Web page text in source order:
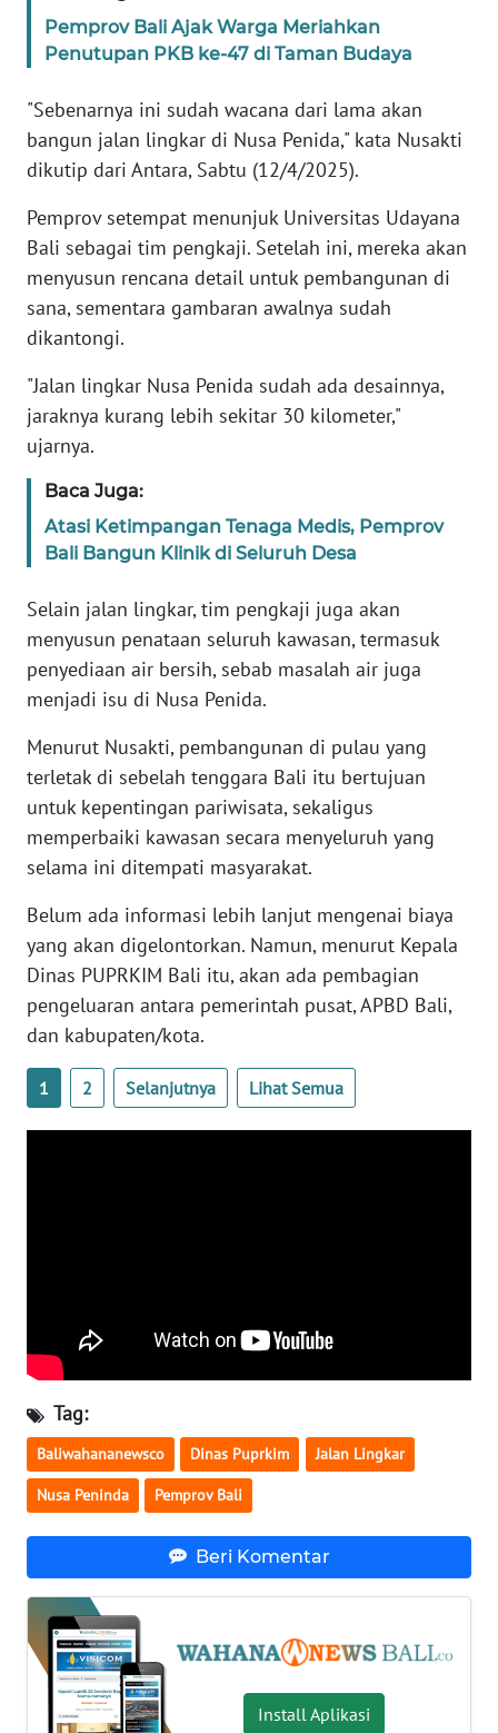
Pemprov Bali Ajak Warga Meriahkan
Penutupan PKB ke-47 di Taman Budaya
"Sebenarnya ini sudah wacana dari lama akan
bangun jalan lingkar di Nusa Penida," kata Nusakti
dikutip dari Antara, Sabtu (12/4/2025).
Pemprov setempat menunjuk Universitas Udayana
Bali sebagai tim pengkaji. Setelah ini, mereka akan
menyusun rencana detail untuk pembangunan di
sana, sementara gambaran awalnya sudah
dikantongi.
"Jalan lingkar Nusa Penida sudah ada desainnya,
jaraknya kurang lebih sekitar 30 kilometer,"
ujarnya.
Baca Juga:
Atasi Ketimpangan Tenaga Medis, Pemprov
Bali Bangun Klinik di Seluruh Desa
Selain jalan lingkar, tim pengkaji juga akan
menyusun penataan seluruh kawasan, termasuk
penyediaan air bersih, sebab masalah air juga
menjadi isu di Nusa Penida.
Menurut Nusakti, pembangunan di pulau yang
terletak di sebelah tenggara Bali itu bertujuan
untuk kepentingan pariwisata, sekaligus
memperbaiki kawasan secara menyeluruh yang
selama ini ditempati masyarakat.
Belum ada informasi lebih lanjut mengenai biaya
yang akan digelontorkan. Namun, menurut Kepala
Dinas PUPRKIM Bali itu, akan ada pembagian
pengeluaran antara pemerintah pusat, APBD Bali,
dan kabupaten/kota.
1 2 Selanjutnya Lihat Semua
Tag:
Baliwahananewsco Dinas Puprkim Jalan Lingkar
Nusa Peninda Pemprov Bali
Beri Komentar
Install Aplikasi
WN
SUMUT
WN
JAKARTA
JABAR
WN
BANTEN
NTT
WN
WN
PAPUA
WN
PAPUA
BARAT
WN
RIAU
WN
SERAMBI
WN
JAMBI
WN
SULTRA
WN
NTB
WN
WN
WN
SUMSEL
WN
WN
LAMPUNG
WN
JATENG